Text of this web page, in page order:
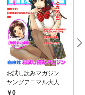
お試し読みマガジン
ヤングアニマル大人向
け 傑作選
0